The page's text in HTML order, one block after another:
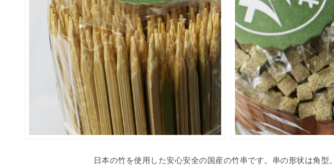
日本の竹を使用した安心安全の国産の竹串です。串の形状は角型。